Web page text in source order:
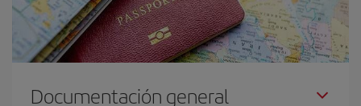
Documentación general